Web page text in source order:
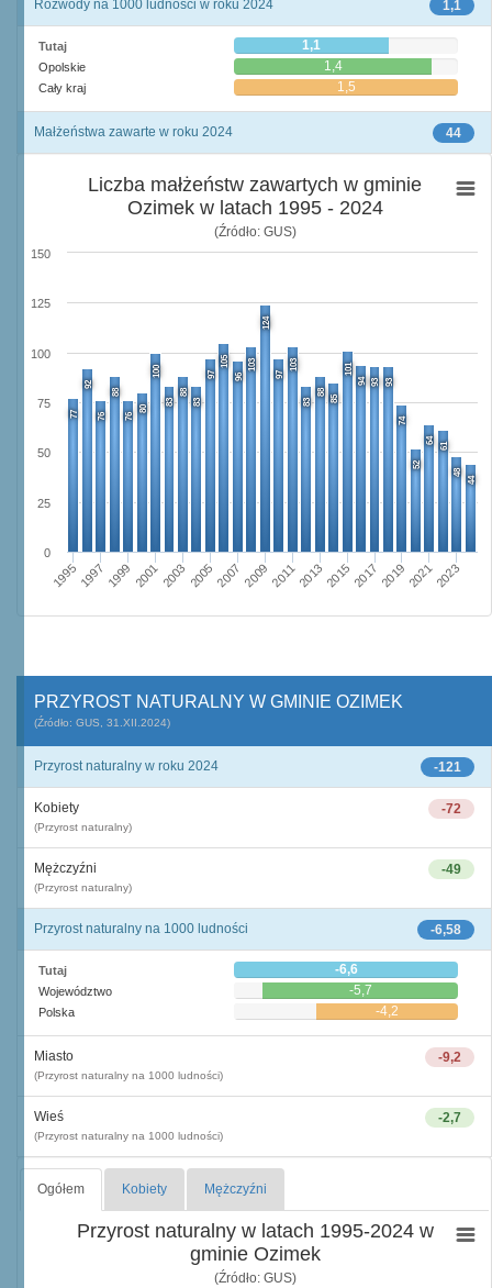
1,1
Rozwody na 1000 ludności w roku 2024
Tutaj 1,1
Opolskie 1,4
Cały kraj 1,5
44
Małżeństwa zawarte w roku 2024
Liczba małżeństw zawartych w gminie
Ozimek w latach 1995 - 2024
(Źródło: GUS)
77
92
76
88
76
80
100
83
88
83
97
105
96
103
124
97
103
83
88
85
101
94 93 93
74
52
64
61
48
44
19951997 1999 20012003 20052007 20092011201320152017 201920212023
0
25
50
75
100
125
150
PRZYROST NATURALNY W GMINIE OZIMEK
(Źródło: GUS, 31.XII.2024)
-121
Przyrost naturalny w roku 2024
-72
Kobiety
(Przyrost naturalny)
-49
Mężczyźni
(Przyrost naturalny)
-6,58
Przyrost naturalny na 1000 ludności
Tutaj -6,6
Województwo -5,7
Polska -4,2
-9,2
Miasto
(Przyrost naturalny na 1000 ludności)
-2,7
Wieś
(Przyrost naturalny na 1000 ludności)
Ogółem Kobiety Mężczyźni
Przyrost naturalny w latach 1995-2024 w
gminie Ozimek
(Źródło: GUS)